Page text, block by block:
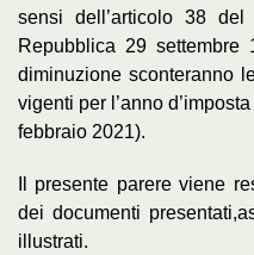
sensi dell’articolo 38
Repubblica 29
diminuzione sconteranno
vigenti per l’anno
febbraio 2021).
Il presente parere viene
dei documenti
illustrati.